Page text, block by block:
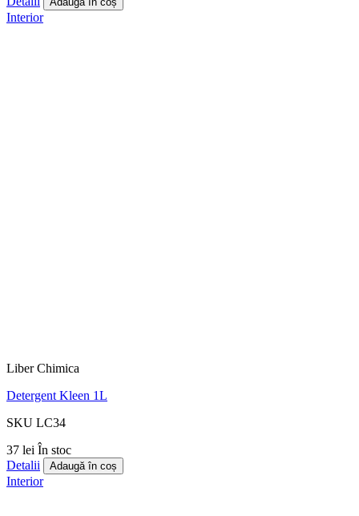
Interior
Liber Chimica
Detergent Kleen 1L
SKU LC34
37 lei În stoc
Detalii
Adaugă în coș
Interior